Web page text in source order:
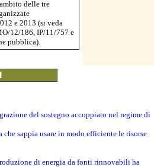
delle tre
e 2013 (si veda
12/186, IP/11/757 e
pubblica).
del sostegno accoppiato nel regime di
sappia usare in modo efficiente le risorse
di energia da fonti rinnovabili ha